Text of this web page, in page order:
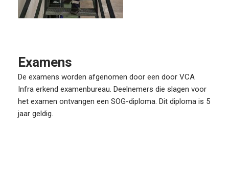
Examens
De examens worden afgenomen door een door VCA
Infra erkend examenbureau. Deelnemers die slagen voor
het examen ontvangen een SOG-diploma. Dit diploma is 5
jaar geldig.